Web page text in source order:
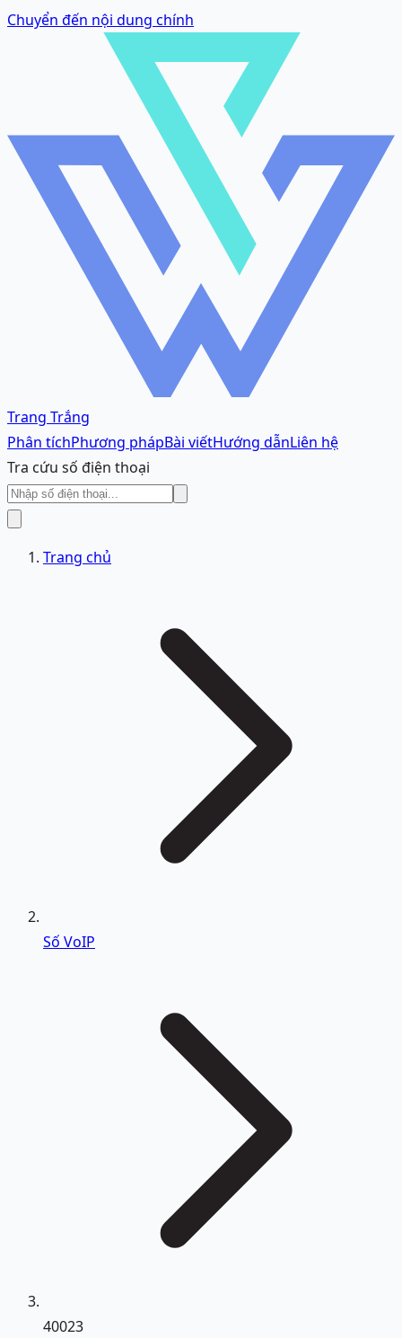
Chuyển đến nội dung chính
Trang Trắng
Phân tíchPhương phápBài viếtHướng dẫnLiên hệ
Tra cứu số điện thoại
Trang chủ
Số VoIP
40023